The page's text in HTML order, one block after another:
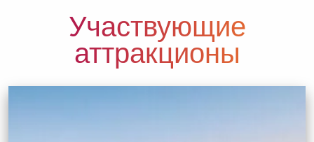
Участвующие
аттракционы